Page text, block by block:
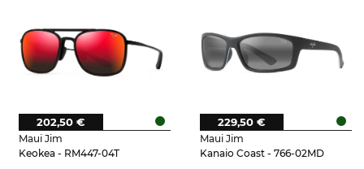
Maui Jim
Keokea - RM447-04T
202,50 €
Maui Jim
Kanaio Coast - 766-02MD
229,50 €